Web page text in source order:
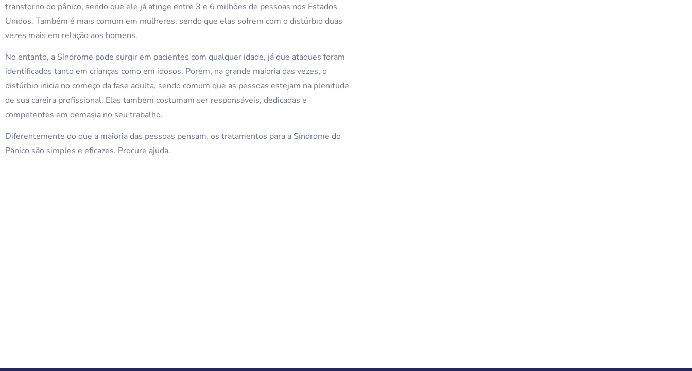
transtorno do pânico, sendo que ele já atinge entre 3 e 6 milhões de pessoas nos Estados
Unidos. Também é mais comum em mulheres, sendo que elas sofrem com o distúrbio duas
vezes mais em relação aos homens.
No entanto, a Síndrome pode surgir em pacientes com qualquer idade, já que ataques foram
identificados tanto em crianças como em idosos. Porém, na grande maioria das vezes, o
distúrbio inicia no começo da fase adulta, sendo comum que as pessoas estejam na plenitude
de sua careira profissional. Elas também costumam ser responsáveis, dedicadas e
competentes em demasia no seu trabalho.
Diferentemente do que a maioria das pessoas pensam, os tratamentos para a Síndrome do
Pânico são simples e eficazes. Procure ajuda.